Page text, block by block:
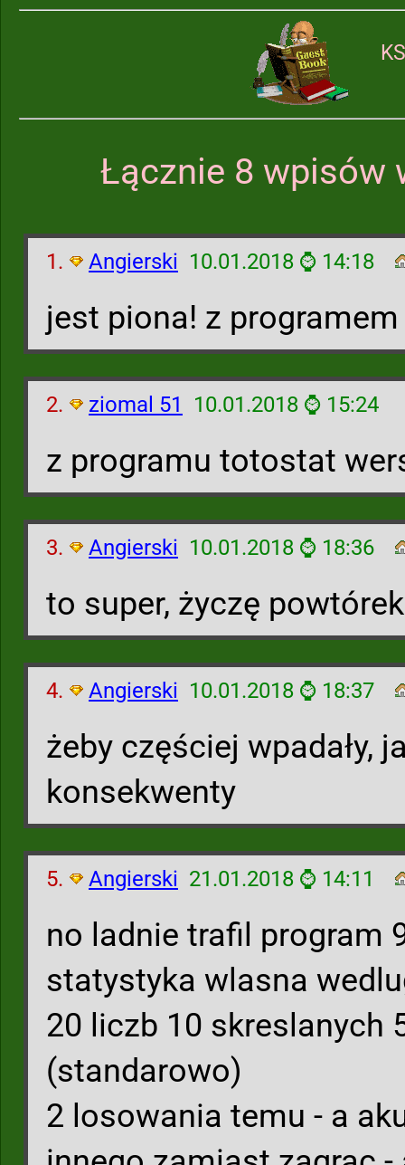
Łącznie 8 wpisów
1. Angierski 10.01.2018 ⌚ 14:18
jest piona! z programem
2. ziomal 51 10.01.2018 ⌚ 15:24
z programu totostat
3. Angierski 10.01.2018 ⌚ 18:36
to super, życzę powtórek
4. Angierski 10.01.2018 ⌚ 18:37
żeby częściej wpadały,
konsekwenty
5. Angierski 21.01.2018 ⌚ 14:11
no ladnie trafil program
statystyka wlasna
20 liczb 10 skreslanych
(standarowo)
2 losowania temu - a